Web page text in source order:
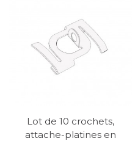
Lot de 10 crochets,
attache-platines en